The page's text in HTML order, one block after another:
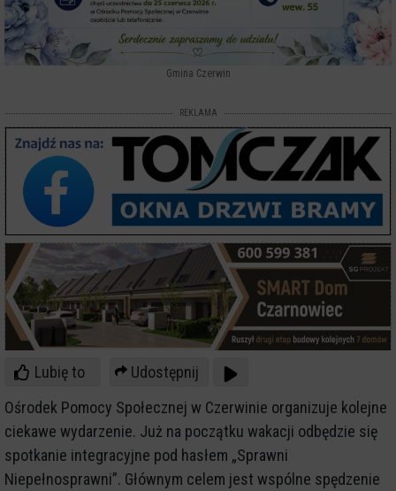
Gmina Czerwin
REKLAMA
Lubię to
Udostępnij
Ośrodek Pomocy Społecznej w Czerwinie organizuje kolejne
ciekawe wydarzenie. Już na początku wakacji odbędzie się
spotkanie integracyjne pod hasłem „Sprawni
Niepełnosprawni”. Głównym celem jest wspólne spędzenie